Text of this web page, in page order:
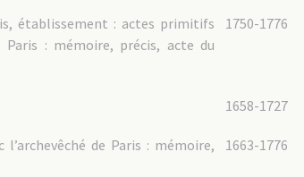
1750-1776
établissement : actes primitifs
Paris : mémoire, précis, acte du
1658-1727
1663-1776
de Paris : mémoire,